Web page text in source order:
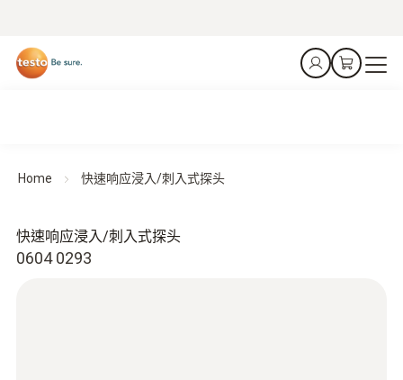
Home 快速响应浸入/刺入式探头
0604 0293
快速响应浸入/刺入式探头